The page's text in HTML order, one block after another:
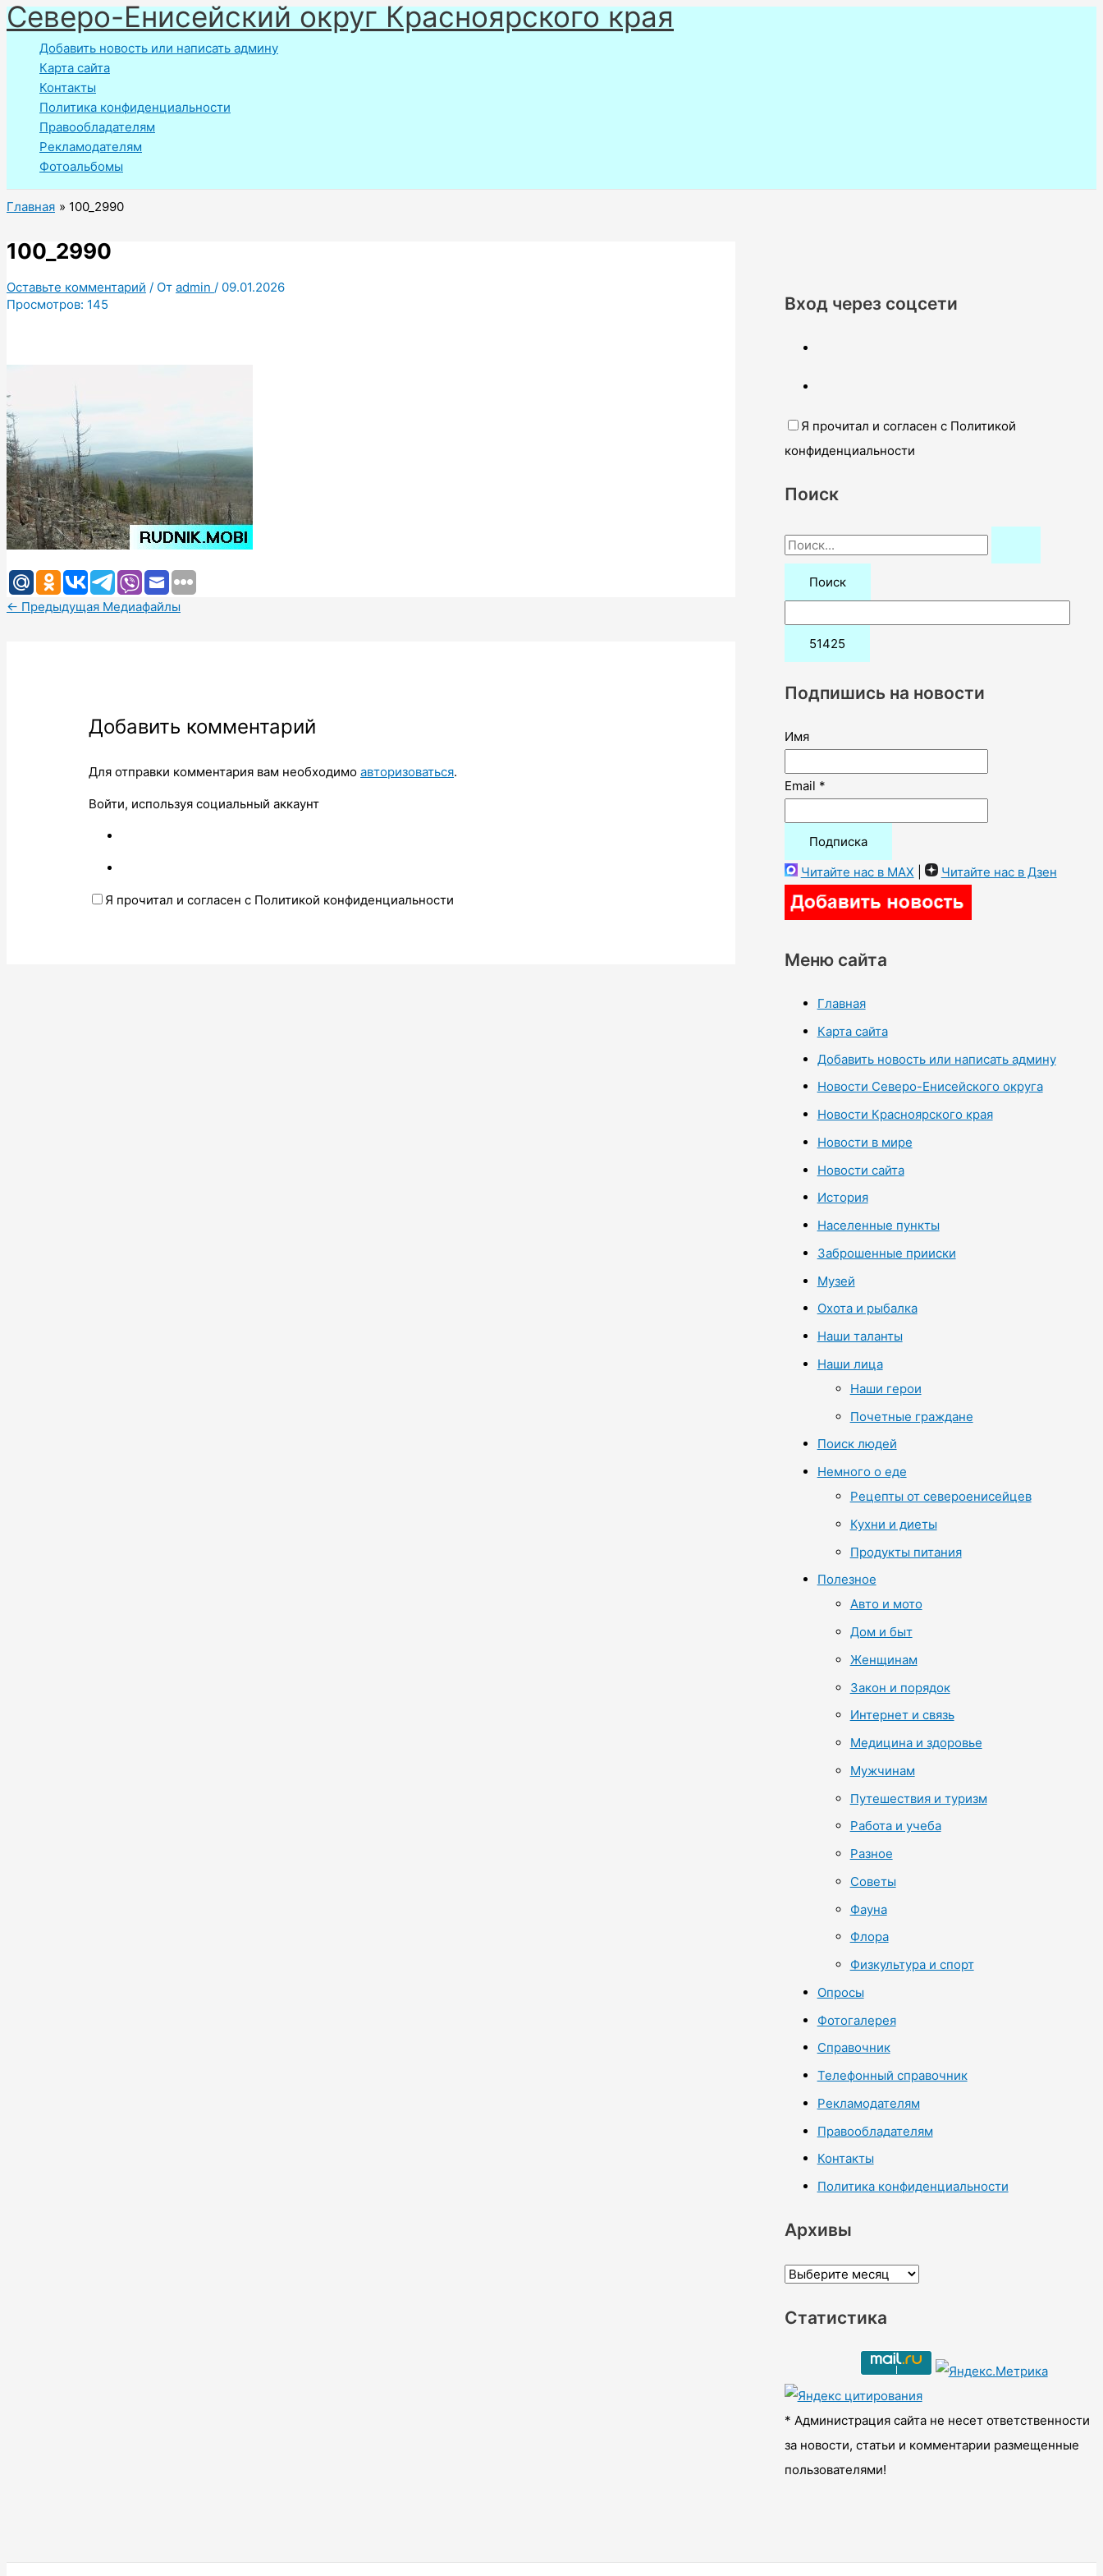
Перейти
к
содержимому
Северо-Енисейский округ Красноярского края
Добавить новость или написать админу
Карта сайта
Контакты
Политика конфиденциальности
Правообладателям
Рекламодателям
Фотоальбомы
Главная 100_2990
100_2990
Оставьте комментарий / От admin / 09.01.2026
Просмотров: 145
← Предыдущая Медиафайлы
Добавить комментарий
Для отправки комментария вам необходимоавторизоваться.
Войти, используя социальный аккаунт
Я прочитал и согласен с Политикой конфиденциальности
Вход через соцсети
Я прочитал и согласен с Политикой
конфиденциальности
Поиск
П
о
:
Подпишись на новости
Имя
Email *
Читайте нас в MAX Читайте нас в Дзен
Меню сайта
Главная
Карта сайта
Добавить новость или написать админу
Новости Северо-Енисейского округа
Новости Красноярского края
Новости в мире
Новости сайта
История
Населенные пункты
Заброшенные прииски
Музей
Охота и рыбалка
Наши таланты
Наши лица
Наши герои
Почетные граждане
Поиск людей
Немного о еде
Рецепты от североенисейцев
Кухни и диеты
Продукты питания
Полезное
Авто и мото
Дом и быт
Женщинам
Закон и порядок
Интернет и связь
Медицина и здоровье
Мужчинам
Путешествия и туризм
Работа и учеба
Разное
Советы
Фауна
Флора
Физкультура и спорт
Опросы
Фотогалерея
Справочник
Телефонный справочник
Рекламодателям
Правообладателям
Контакты
Политика конфиденциальности
Архивы
А
х
ы
Статистика
* Администрация сайта не несет ответственности
за новости, статьи и комментарии размещенные
пользователями!